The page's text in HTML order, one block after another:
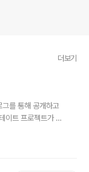
더보기
를 통해 공개하고
이트 프로젝트가 점
다. ギートステイ